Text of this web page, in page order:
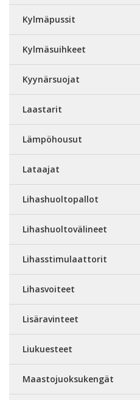
Kylmäpussit
Kylmäsuihkeet
Kyynärsuojat
Laastarit
Lämpöhousut
Lataajat
Lihashuoltopallot
Lihashuoltovälineet
Lihasstimulaattorit
Lihasvoiteet
Lisäravinteet
Liukuesteet
Maastojuoksukengät